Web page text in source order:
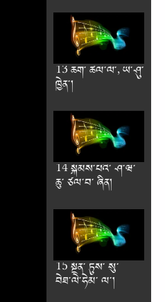
13 ཆག༌ ཚལ༌ལོ༌, ཡེ༌ཤུ༌
ཁྱེན༌།
14 སྐོམས༌པའི༌ ཤ༌ཝ༌
ཆུ༌ ཙལ༌བ༌ ཞིན།
15 སྔོན༌ ཏུས༌ སུ༌
བེཐ༌ལེ༌ཧེམ༌ ལ༌།